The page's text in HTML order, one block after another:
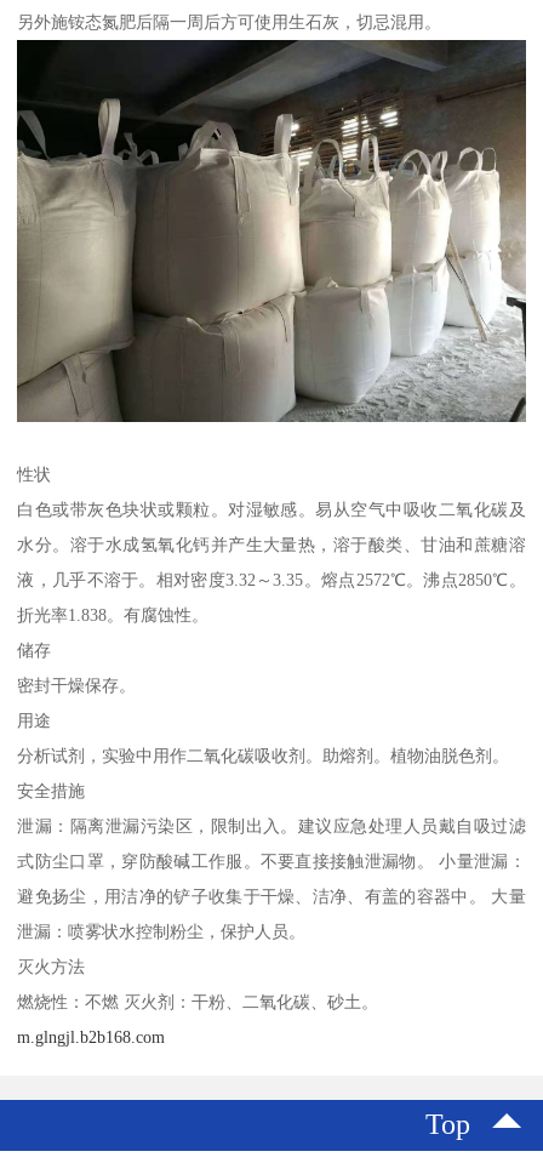
另外施铵态氮肥后隔一周后方可使用生石灰，切忌混用。
性状
白色或带灰色块状或颗粒。对湿敏感。易从空气中吸收二氧化碳及
水分。溶于水成氢氧化钙并产生大量热，溶于酸类、甘油和蔗糖溶
液，几乎不溶于。相对密度3.32～3.35。熔点2572℃。沸点2850℃。
折光率1.838。有腐蚀性。
储存
密封干燥保存。
用途
分析试剂，实验中用作二氧化碳吸收剂。助熔剂。植物油脱色剂。
安全措施
泄漏：隔离泄漏污染区，限制出入。建议应急处理人员戴自吸过滤
式防尘口罩，穿防酸碱工作服。不要直接接触泄漏物。 小量泄漏：
避免扬尘，用洁净的铲子收集于干燥、洁净、有盖的容器中。 大量
泄漏：喷雾状水控制粉尘，保护人员。
灭火方法
燃烧性：不燃 灭火剂：干粉、二氧化碳、砂土。
m.glngjl.b2b168.com
Top